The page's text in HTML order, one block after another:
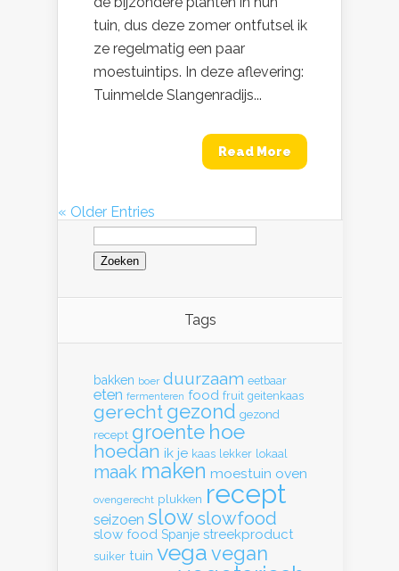
tuin, dus deze zomer ontfutsel ik
ze regelmatig een paar
moestuintips. In deze aflevering:
Tuinmelde Slangenradijs...
Read More
« Older Entries
Zoeken
naar:
Tags
bakken boer duurzaam eetbaar
eten fermenteren food fruit geitenkaas
gerecht gezond gezond
recept groente hoe
hoedan ik je kaas lekker lokaal
maak maken moestuin oven
ovengerecht plukken recept
seizoen slow slowfood
slow food Spanje streekproduct
suiker tuin vega vegan